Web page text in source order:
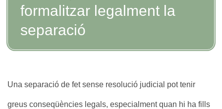
formalitzar legalment la
separació
Una separació de fet sense resolució judicial pot tenir
greus conseqüències legals, especialment quan hi ha fills